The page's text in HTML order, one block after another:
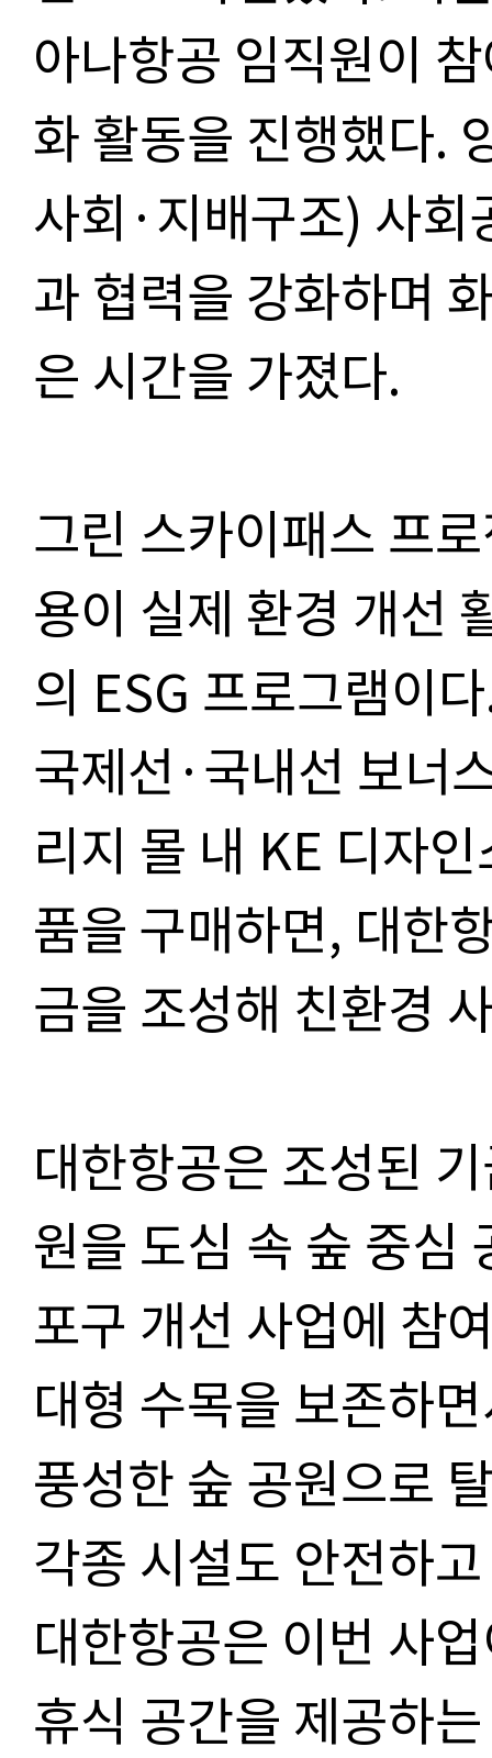
아나항공 임직원이
화 활동을 진행했다.
사회·지배구조) 사회
과 협력을 강화하며
은 시간을 가졌다.
그린 스카이패스 프
용이 실제 환경 개선
의 ESG 프로그램이
국제선·국내선 보너
리지 몰 내 KE 디자
품을 구매하면, 대한
금을 조성해 친환경
대한항공은 조성된
원을 도심 속 숲 중심
포구 개선 사업에 참
대형 수목을 보존하
풍성한 숲 공원으로
각종 시설도 안전하
대한항공은 이번 사
휴식 공간을 제공하